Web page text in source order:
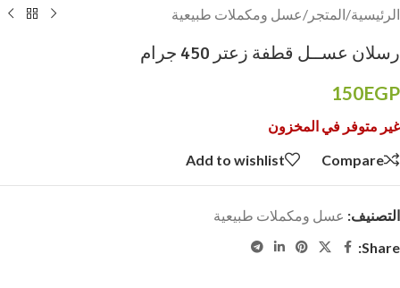
الرئيسية/المتجر /عسل ومكملات طبيعية
رسلان عســل قطفة زعتر 450 جرام
150EGP
غير متوفر في المخزون
Compare
Add to wishlist
التصنيف: عسل ومكملات طبيعية
Share: